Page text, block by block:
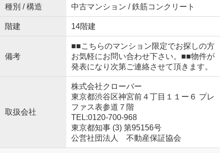
種別 / 構造 中古マンション / 鉄筋コンクリート
階建 14階建
備考
■■こちらのマンション限定でお探しの方
お気軽にお問い合わせ下さい。■■物件が
発表になり次第ご連絡させて頂きます。
取扱会社
株式会社クローバー
東京都渋谷区神宮前４丁目１１ー６ プレ
ファス表参道７階
TEL:0120-700-968
東京都知事 (3) 第95156号
公営社団法人 不動産保証協会